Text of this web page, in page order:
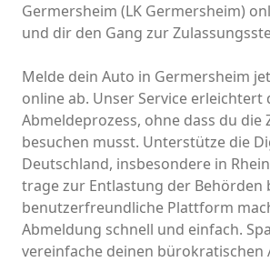
Germersheim (LK Germersheim)
und dir den Gang zur
Melde dein Auto in Germersheim
online ab. Unser Service erleichtert
Abmeldeprozess, ohne dass du die
besuchen musst. Unterstütze die
Deutschland, insbesondere in
trage zur Entlastung der Behörden
benutzerfreundliche Plattform
Abmeldung schnell und einfach.
vereinfache deinen bürokratischen